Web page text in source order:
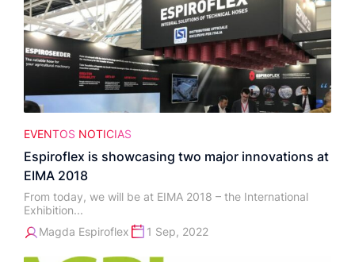
EVENTOS NOTICIAS
Espiroflex is showcasing two major innovations at
EIMA 2018
From today, we will be at EIMA 2018 – the International
Exhibition...
Magda Espiroflex
1 Sep, 2022